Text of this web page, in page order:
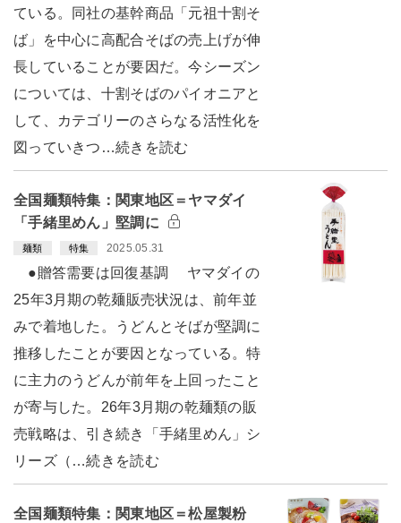
ている。同社の基幹商品「元祖十割そ
ば」を中心に高配合そばの売上げが伸
長していることが要因だ。今シーズン
については、十割そばのパイオニアと
して、カテゴリーのさらなる活性化を
図っていきつ…続きを読む
全国麺類特集：関東地区＝ヤマダイ
「手緒里めん」堅調に
麺類 特集 2025.05.31
●贈答需要は回復基調 ヤマダイの
25年3月期の乾麺販売状況は、前年並
みで着地した。うどんとそばが堅調に
推移したことが要因となっている。特
に主力のうどんが前年を上回ったこと
が寄与した。26年3月期の乾麺類の販
売戦略は、引き続き「手緒里めん」シ
リーズ（…続きを読む
全国麺類特集：関東地区＝松屋製粉